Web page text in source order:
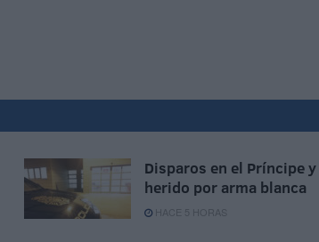
Disparos en el Príncipe
herido por arma blanca
HACE 5 HORAS